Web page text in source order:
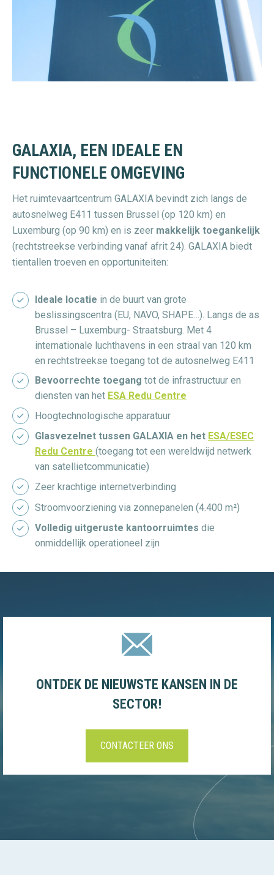
GALAXIA, EEN IDEALE EN
FUNCTIONELE OMGEVING
Het ruimtevaartcentrum GALAXIA bevindt zich langs de
autosnelweg E411 tussen Brussel (op 120 km) en
Luxemburg (op 90 km) en is zeer makkelijk toegankelijk
(rechtstreekse verbinding vanaf afrit 24). GALAXIA biedt
tientallen troeven en opportuniteiten:
Ideale locatie in de buurt van grote
beslissingscentra (EU, NAVO, SHAPE…). Langs de as
Brussel – Luxemburg- Straatsburg. Met 4
internationale luchthavens in een straal van 120 km
en rechtstreekse toegang tot de autosnelweg E411
Bevoorrechte toegang tot de infrastructuur en
diensten van het ESA Redu Centre
Hoogtechnologische apparatuur
Glasvezelnet tussen GALAXIA en het ESA/ESEC
Redu Centre (toegang tot een wereldwijd netwerk
van satellietcommunicatie)
Zeer krachtige internetverbinding
Stroomvoorziening via zonnepanelen (4.400 m²)
Volledig uitgeruste kantoorruimtes die
onmiddellijk operationeel zijn
ONTDEK DE NIEUWSTE KANSEN IN DE
SECTOR!
CONTACTEER ONS